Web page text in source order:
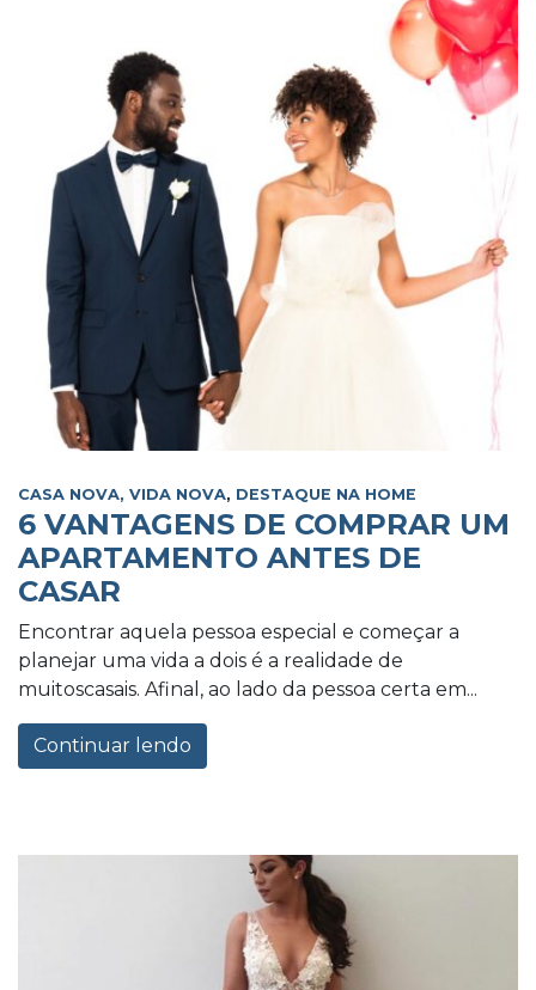
CASA NOVA, VIDA NOVA, DESTAQUE NA HOME
6 VANTAGENS DE COMPRAR UM
APARTAMENTO ANTES DE
CASAR
Encontrar aquela pessoa especial e começar a
planejar uma vida a dois é a realidade de
muitoscasais. Afinal, ao lado da pessoa certa em...
Continuar lendo